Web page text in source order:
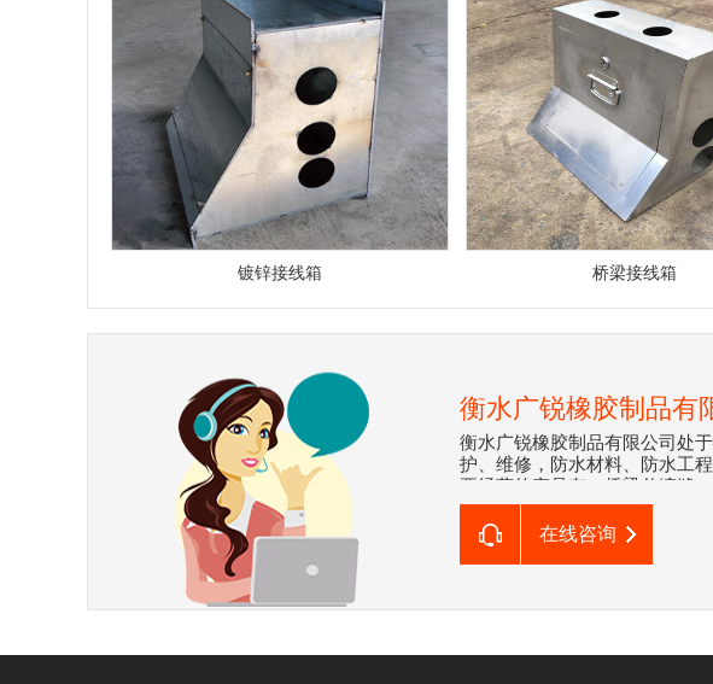
镀锌接线箱 桥梁接线箱
衡水广锐橡胶制品有
衡水广锐橡胶制品有限公司处
护、维修，防水材料、防水工
要经营的产品有：桥梁伸缩缝
粘型止水带、钢板止水带、遇
系列产品。产品***应用于公路
等建筑工程，并被许多大中型
科学管···
在线咨询